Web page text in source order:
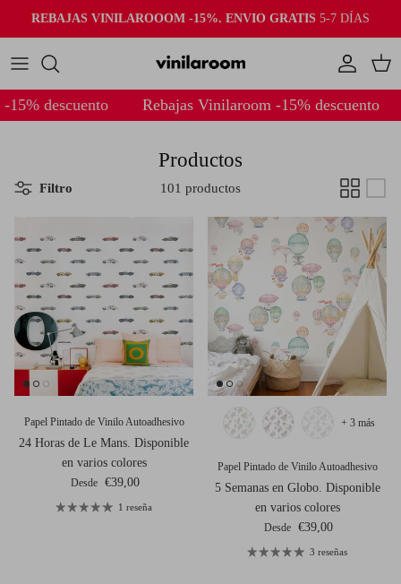
REBAJAS VINILAROOOM -15%. ENVIO GRATIS 5-7 DÍAS
Cuenta
Rebajas Vinilaroom -15% descuento Rebajas
Productos
Filtro 101 productos
Papel Pintado de Vinilo Autoadhesivo
24 Horas de Le Mans. Disponible
en varios colores
Precio normal
Desde €39,00
1 reseña
Papel Pintado de Vinilo Autoadhesivo
5 Semanas en Globo. Disponible
en varios colores
Precio normal
Desde €39,00
+ 3 más
3 reseñas